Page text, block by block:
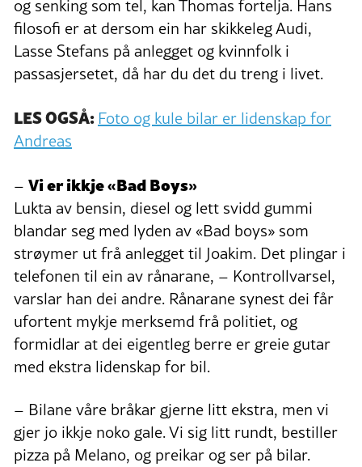
og senking som tel, kan Thomas fortelja. Hans
filosofi er at dersom ein har skikkeleg Audi,
Lasse Stefans på anlegget og kvinnfolk i
passasjersetet, då har du det du treng i livet.
LES OGSÅ: Foto og kule bilar er lidenskap for
Andreas
– Vi er ikkje «Bad Boys»
Lukta av bensin, diesel og lett svidd gummi
blandar seg med lyden av «Bad boys» som
strøymer ut frå anlegget til Joakim. Det plingar i
telefonen til ein av rånarane, – Kontrollvarsel,
varslar han dei andre. Rånarane synest dei får
ufortent mykje merksemd frå politiet, og
formidlar at dei eigentleg berre er greie gutar
med ekstra lidenskap for bil.
– Bilane våre bråkar gjerne litt ekstra, men vi
gjer jo ikkje noko gale. Vi sig litt rundt, bestiller
pizza på Melano, og preikar og ser på bilar.